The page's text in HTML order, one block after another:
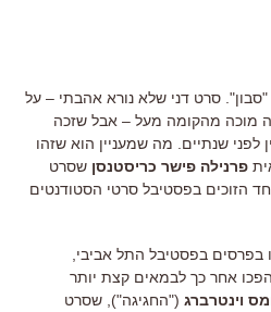
בערוץ יס 3 הסרט "סבון". סרט דני שלא נורא אהבתי – על
מוכה מהקומה מעל – אבל שזכה
שנתיים. מה שמעניין הוא שזהו
פרנילה פישר כריסטנסן שסרט
הזוכים בפסטיבל סרטי הסטודנטים
בפסטיבל התל אביבי,
אחר כך לבמאים קצת יותר
וינטרברג ("החגיגה"), שסרט